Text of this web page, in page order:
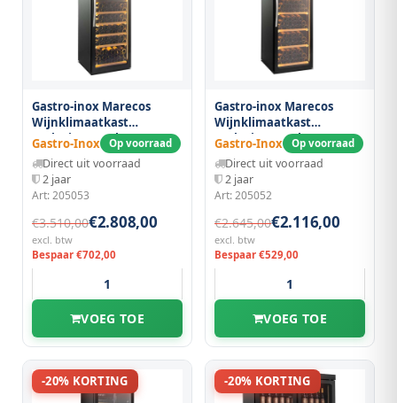
Gastro-inox Marecos
Wijnklimaatkast
Exclusive 169 Flessen,
Dubbele Zone
Gastro-Inox Op voorraad
Direct uit voorraad
2 jaar
Art: 205053
€3.510,00€2.808,00
excl. btw
Bespaar €702,00
VOEG TOE
Gastro-inox Marecos
Wijnklimaatkast
Exclusive 176 Flessen,
Enkele Zone
Gastro-Inox Op voorraad
Direct uit voorraad
2 jaar
Art: 205052
€2.645,00€2.116,00
excl. btw
Bespaar €529,00
VOEG TOE
-20% KORTING -20% KORTING